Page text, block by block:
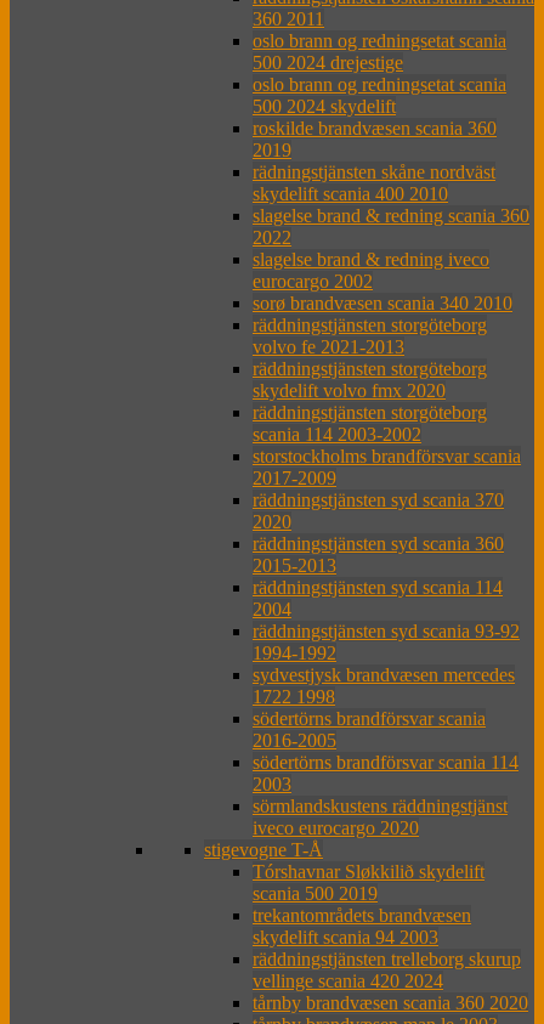
360 2011
oslo brann og redningsetat scania
500 2024 drejestige
oslo brann og redningsetat scania
500 2024 skydelift
roskilde brandvæsen scania 360
2019
rädningstjänsten skåne nordväst
skydelift scania 400 2010
slagelse brand & redning scania 360
2022
slagelse brand & redning iveco
eurocargo 2002
sorø brandvæsen scania 340 2010
räddningstjänsten storgöteborg
volvo fe 2021-2013
räddningstjänsten storgöteborg
skydelift volvo fmx 2020
räddningstjänsten storgöteborg
scania 114 2003-2002
storstockholms brandförsvar scania
2017-2009
räddningstjänsten syd scania 370
2020
räddningstjänsten syd scania 360
2015-2013
räddningstjänsten syd scania 114
2004
räddningstjänsten syd scania 93-92
1994-1992
sydvestjysk brandvæsen mercedes
1722 1998
södertörns brandförsvar scania
2016-2005
södertörns brandförsvar scania 114
2003
sörmlandskustens räddningstjänst
iveco eurocargo 2020
stigevogne T-Å
Tórshavnar Sløkkilið skydelift
scania 500 2019
trekantområdets brandvæsen
skydelift scania 94 2003
räddningstjänsten trelleborg skurup
vellinge scania 420 2024
tårnby brandvæsen scania 360 2020